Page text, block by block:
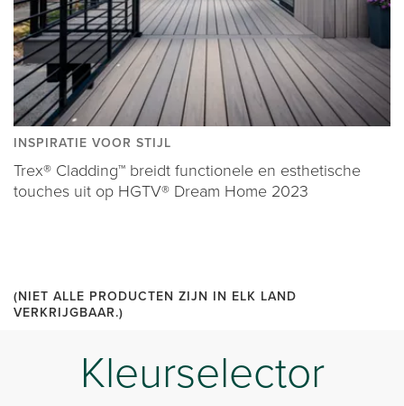
INSPIRATIE VOOR STIJL
Trex® Cladding™ breidt functionele en esthetische
touches uit op HGTV® Dream Home 2023
(NIET ALLE PRODUCTEN ZIJN IN ELK LAND
VERKRIJGBAAR.)
Kleurselector